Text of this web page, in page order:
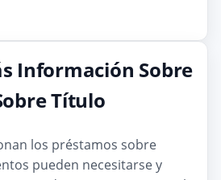
Información Sobre
Título
los préstamos sobre
pueden necesitarse y